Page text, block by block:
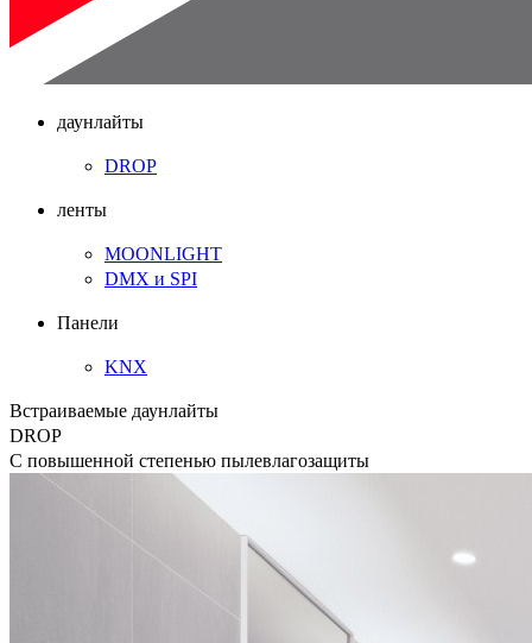
даунлайты
DROP
ленты
MOONLIGHT
DMX и SPI
Панели
KNX
Встраиваемые даунлайты
DROP
С повышенной степенью пылевлагозащиты